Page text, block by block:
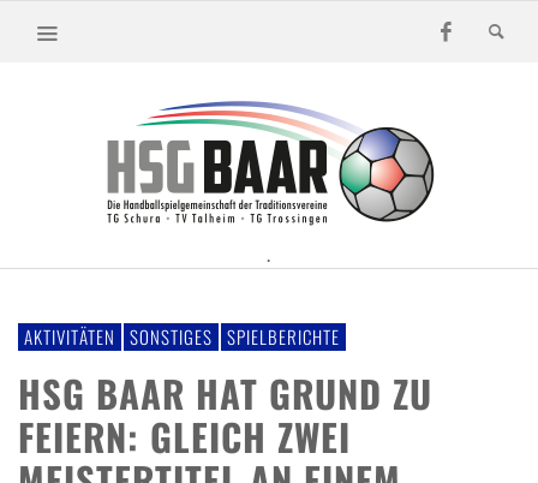
.
AKTIVITÄTEN SONSTIGES SPIELBERICHTE
HSG BAAR HAT GRUND ZU
FEIERN: GLEICH ZWEI